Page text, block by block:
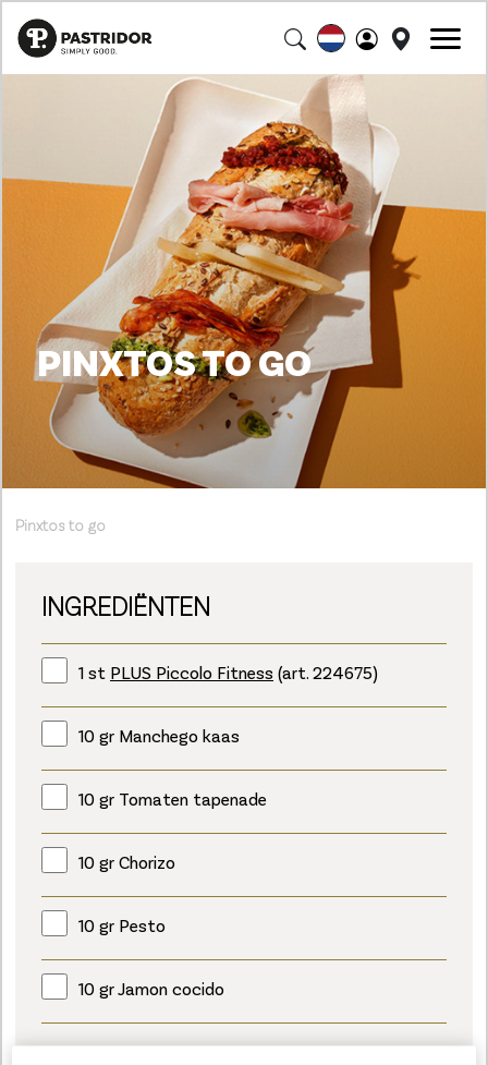
PINXTOS TO GO
Pinxtos to go
INGREDIËNTEN
1 st PLUS Piccolo Fitness (art. 224675)
10 gr Manchego kaas
10 gr Tomaten tapenade
10 gr Chorizo
10 gr Pesto
10 gr Jamon cocido